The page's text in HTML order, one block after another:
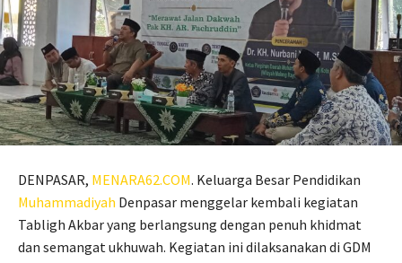
DENPASAR, MENARA62.COM. Keluarga Besar Pendidikan
Muhammadiyah Denpasar menggelar kembali kegiatan
Tabligh Akbar yang berlangsung dengan penuh khidmat
dan semangat ukhuwah. Kegiatan ini dilaksanakan di GDM